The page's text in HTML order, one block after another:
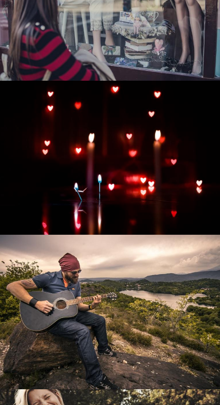
Развитие и поддержка интернет-
витрины StepClub
Смотреть проект
Развитие интернет-магазина "Всё для
праздника"
Смотреть проект
Перевод интернет-магазина
Guitaramania.ru на 1С-Битрикс
Смотреть проект